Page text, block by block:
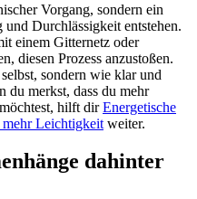
Vorgang, sondern ein
Durchlässigkeit entstehen.
einem Gitternetz oder
diesen Prozess anzustoßen.
sondern wie klar und
du merkst, dass du mehr
hilft dirEnergetische
Leichtigkeit weiter.
dahinter